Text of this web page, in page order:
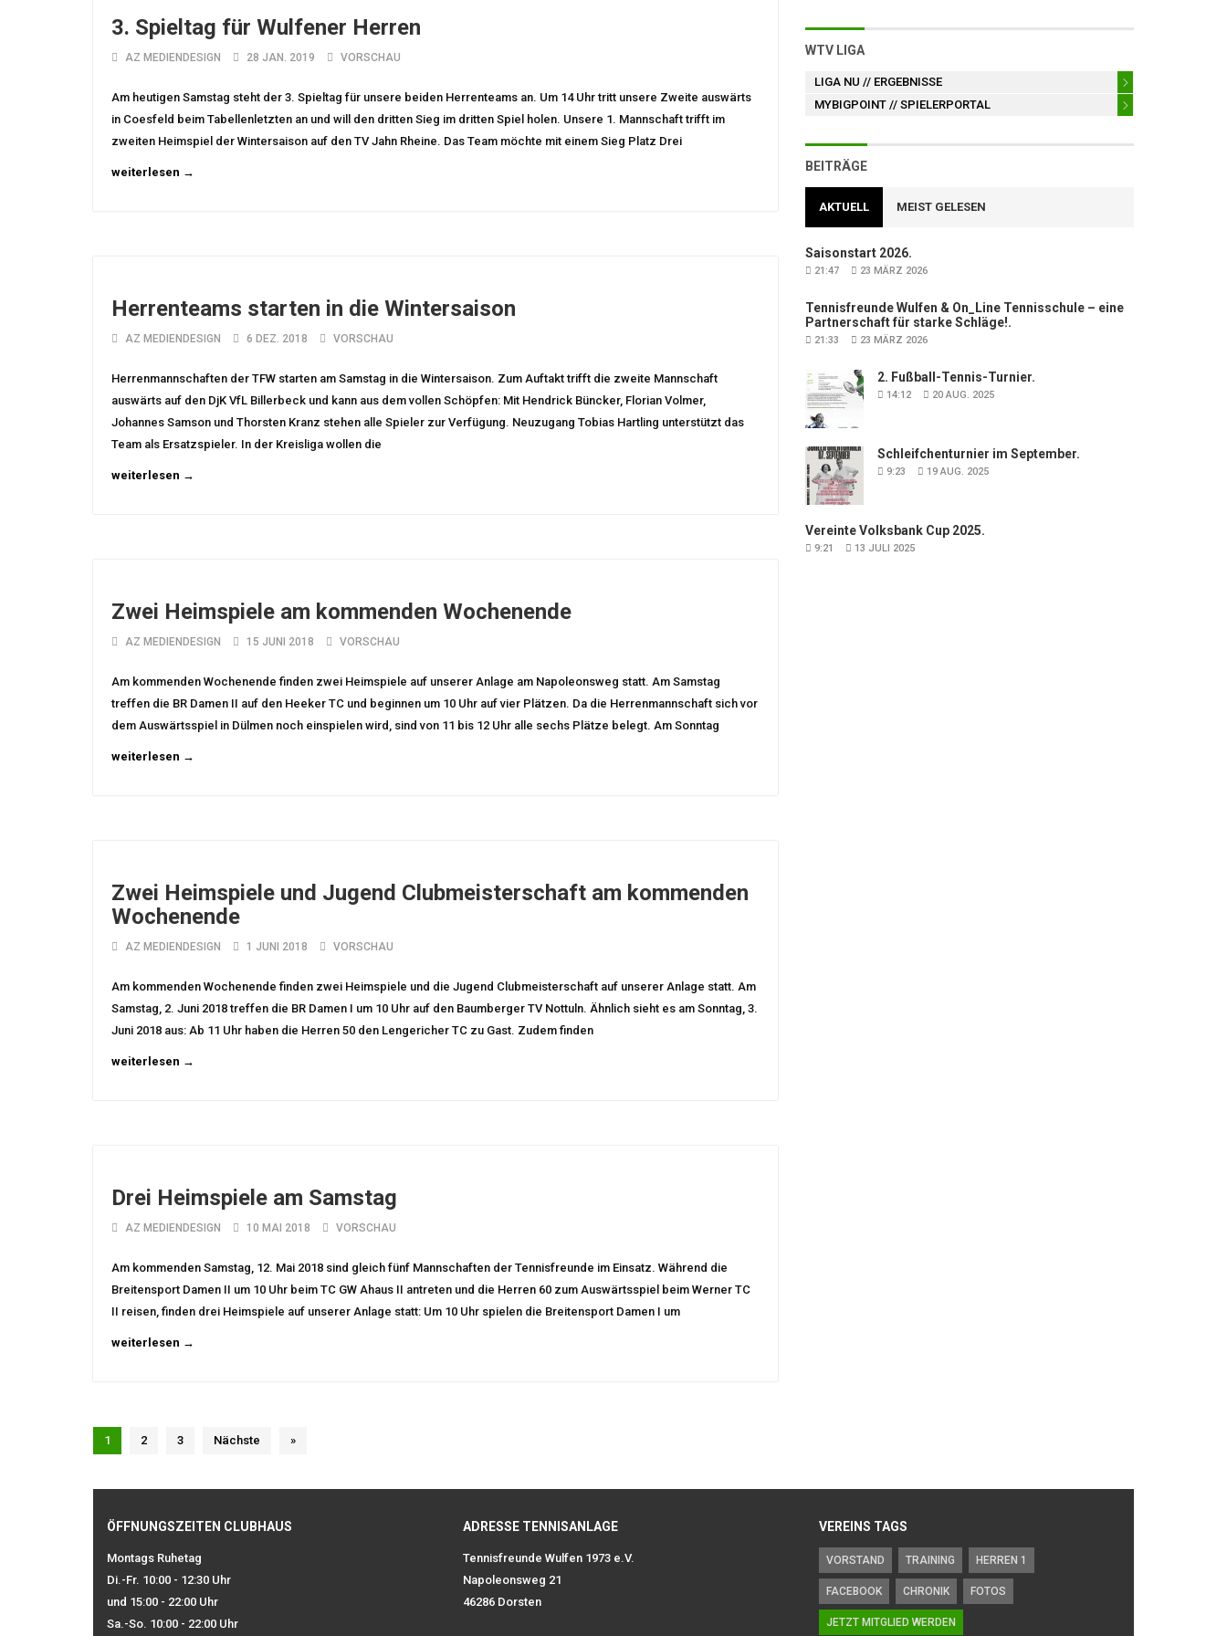
3. Spieltag für Wulfener Herren
AZ MEDIENDESIGN 28 JAN. 2019 VORSCHAU
Am heutigen Samstag steht der 3. Spieltag für unsere beiden Herrenteams an. Um 14 Uhr tritt unsere Zweite auswärts
in Coesfeld beim Tabellenletzten an und will den dritten Sieg im dritten Spiel holen. Unsere 1. Mannschaft trifft im
zweiten Heimspiel der Wintersaison auf den TV Jahn Rheine. Das Team möchte mit einem Sieg Platz Drei
weiterlesen →
Herrenteams starten in die Wintersaison
AZ MEDIENDESIGN 6 DEZ. 2018 VORSCHAU
Herrenmannschaften der TFW starten am Samstag in die Wintersaison. Zum Auftakt trifft die zweite Mannschaft
auswärts auf den DjK VfL Billerbeck und kann aus dem vollen Schöpfen: Mit Hendrick Büncker, Florian Volmer,
Johannes Samson und Thorsten Kranz stehen alle Spieler zur Verfügung. Neuzugang Tobias Hartling unterstützt das
Team als Ersatzspieler. In der Kreisliga wollen die
weiterlesen →
Zwei Heimspiele am kommenden Wochenende
AZ MEDIENDESIGN 15 JUNI 2018 VORSCHAU
Am kommenden Wochenende finden zwei Heimspiele auf unserer Anlage am Napoleonsweg statt. Am Samstag
treffen die BR Damen II auf den Heeker TC und beginnen um 10 Uhr auf vier Plätzen. Da die Herrenmannschaft sich vor
dem Auswärtsspiel in Dülmen noch einspielen wird, sind von 11 bis 12 Uhr alle sechs Plätze belegt. Am Sonntag
weiterlesen →
Zwei Heimspiele und Jugend Clubmeisterschaft am kommenden
Wochenende
AZ MEDIENDESIGN 1 JUNI 2018 VORSCHAU
Am kommenden Wochenende finden zwei Heimspiele und die Jugend Clubmeisterschaft auf unserer Anlage statt. Am
Samstag, 2. Juni 2018 treffen die BR Damen I um 10 Uhr auf den Baumberger TV Nottuln. Ähnlich sieht es am Sonntag, 3.
Juni 2018 aus: Ab 11 Uhr haben die Herren 50 den Lengericher TC zu Gast. Zudem finden
weiterlesen →
Drei Heimspiele am Samstag
AZ MEDIENDESIGN 10 MAI 2018 VORSCHAU
Am kommenden Samstag, 12. Mai 2018 sind gleich fünf Mannschaften der Tennisfreunde im Einsatz. Während die
Breitensport Damen II um 10 Uhr beim TC GW Ahaus II antreten und die Herren 60 zum Auswärtsspiel beim Werner TC
II reisen, finden drei Heimspiele auf unserer Anlage statt: Um 10 Uhr spielen die Breitensport Damen I um
weiterlesen →
1 2 3 Nächste »
WTV LIGA
LIGA NU // ERGEBNISSE
MYBIGPOINT // SPIELERPORTAL
BEITRÄGE
AKTUELL MEIST GELESEN
Saisonstart 2026.
21:47 23 MÄRZ 2026
Tennisfreunde Wulfen & On_Line Tennisschule – eine
Partnerschaft für starke Schläge!.
21:33 23 MÄRZ 2026
2. Fußball-Tennis-Turnier.
14:12 20 AUG. 2025
Schleifchenturnier im September.
9:23 19 AUG. 2025
Vereinte Volksbank Cup 2025.
9:21 13 JULI 2025
ÖFFNUNGSZEITEN CLUBHAUS
Montags Ruhetag
Di.-Fr. 10:00 - 12:30 Uhr
und 15:00 - 22:00 Uhr
Sa.-So. 10:00 - 22:00 Uhr
ADRESSE TENNISANLAGE
Tennisfreunde Wulfen 1973 e.V.
Napoleonsweg 21
46286 Dorsten
VEREINS TAGS
VORSTAND TRAINING HERREN 1
FACEBOOK CHRONIK FOTOS
JETZT MITGLIED WERDEN